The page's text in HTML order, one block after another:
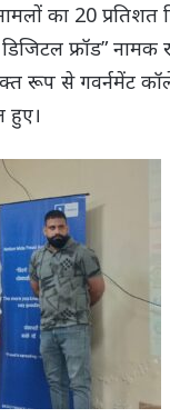
का 20 प्रतिशत
फ्रॉड” नामक
रूप से गवर्नमेंट
हुए।